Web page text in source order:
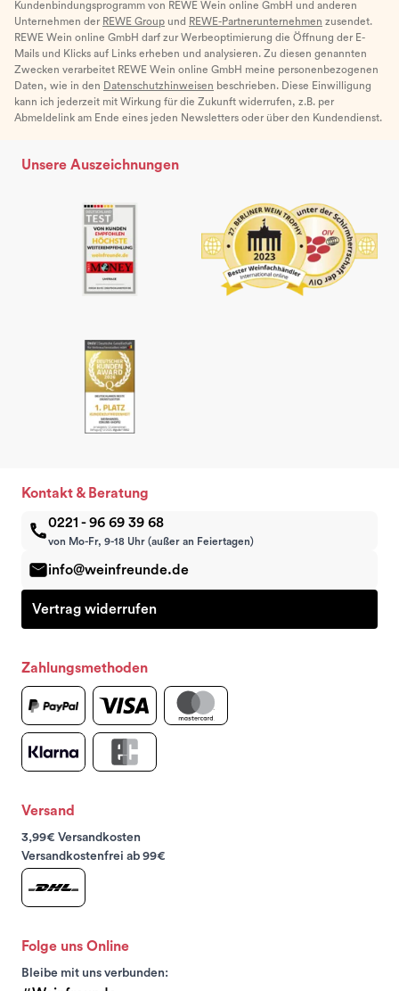
Kundenbindungsprogramm von REWE Wein online GmbH und anderen
Unternehmen der REWE Group und REWE-Partnerunternehmen zusendet.
REWE Wein online GmbH darf zur Werbeoptimierung die Öffnung der E-
Mails und Klicks auf Links erheben und analysieren. Zu diesen genannten
Zwecken verarbeitet REWE Wein online GmbH meine personenbezogenen
Daten, wie in den Datenschutzhinweisen beschrieben. Diese Einwilligung
kann ich jederzeit mit Wirkung für die Zukunft widerrufen, z.B. per
Abmeldelink am Ende eines jeden Newsletters oder über den Kundendienst.
Unsere Auszeichnungen
Kontakt & Beratung
0221 - 96 69 39 68
von Mo-Fr, 9-18 Uhr (außer an Feiertagen)
info@weinfreunde.de
Vertrag widerrufen
Zahlungsmethoden
Versand
3,99€ Versandkosten
Versandkostenfrei ab 99€
Folge uns Online
Bleibe mit uns verbunden: